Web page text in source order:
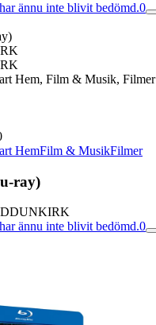
ännu inte blivit bedömd.0
Hem, Film & Musik, Filmer
HemFilm & MusikFilmer
ray)
ännu inte blivit bedömd.0